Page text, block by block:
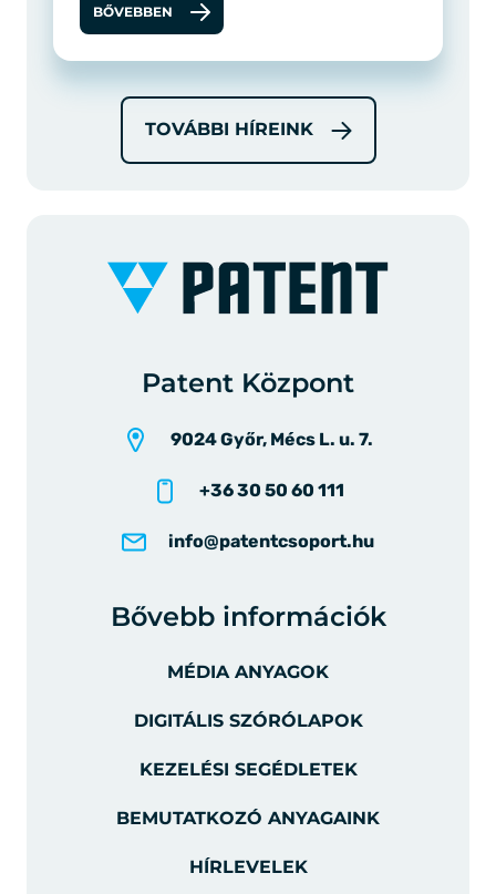
BŐVEBBEN
TOVÁBBI HÍREINK
Patent Központ
9024 Győr, Mécs L. u. 7.
+36 30 50 60 111
info@patentcsoport.hu
Bővebb információk
MÉDIA ANYAGOK
DIGITÁLIS SZÓRÓLAPOK
KEZELÉSI SEGÉDLETEK
BEMUTATKOZÓ ANYAGAINK
HÍRLEVELEK